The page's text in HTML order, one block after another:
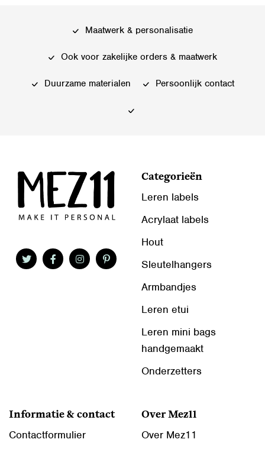
Maatwerk & personalisatie
Ook voor zakelijke orders & maatwerk
Duurzame materialen Persoonlijk contact
Categorieën
Leren labels
Acrylaat labels
Hout
Sleutelhangers
Armbandjes
Leren etui
Leren mini bags
handgemaakt
Onderzetters
Informatie & contact
Contactformulier
Over Mez11
Over Mez11